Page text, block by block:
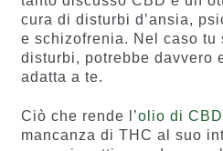
cura di disturbi d’ansia,
e schizofrenia. Nel caso tu
disturbi, potrebbe davvero
adatta a te.
Ciò che rende l’olio di CBD
mancanza di THC al suo